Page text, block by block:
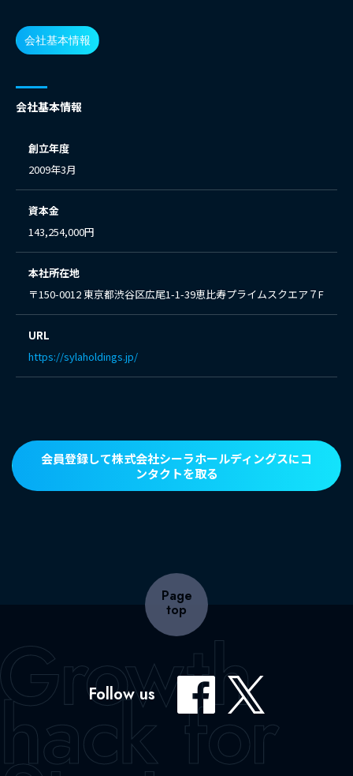
会社基本情報
会社基本情報
創立年度
2009年3月
資本金
143,254,000円
本社所在地
〒150-0012 東京都渋谷区広尾1-1-39恵比寿プライムスクエア７F
URL
https://sylaholdings.jp/
会員登録して株式会社シーラホールディングスにコ
ンタクトを取る
Page
top
Follow us